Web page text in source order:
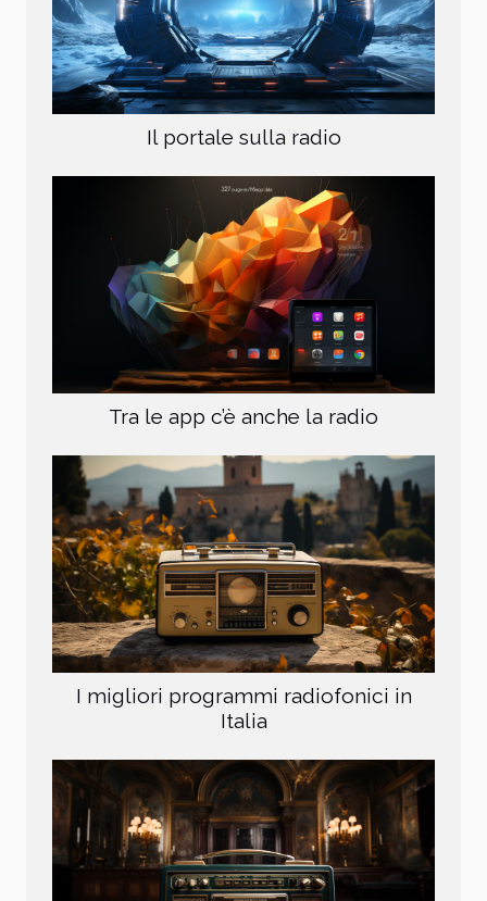
Il portale sulla radio
Tra le app c’è anche la radio
I migliori programmi radiofonici in
Italia